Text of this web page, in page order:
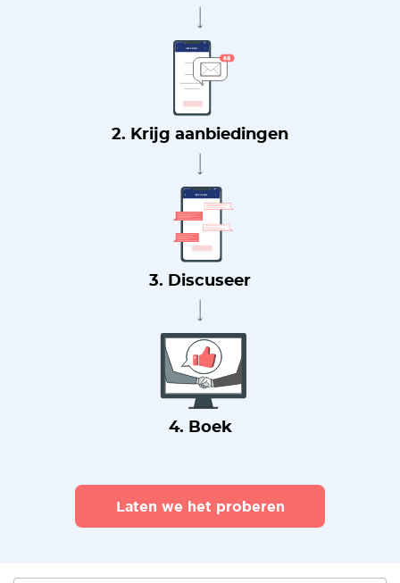
2. Krijg aanbiedingen
3. Discuseer
4. Boek
Laten we het proberen